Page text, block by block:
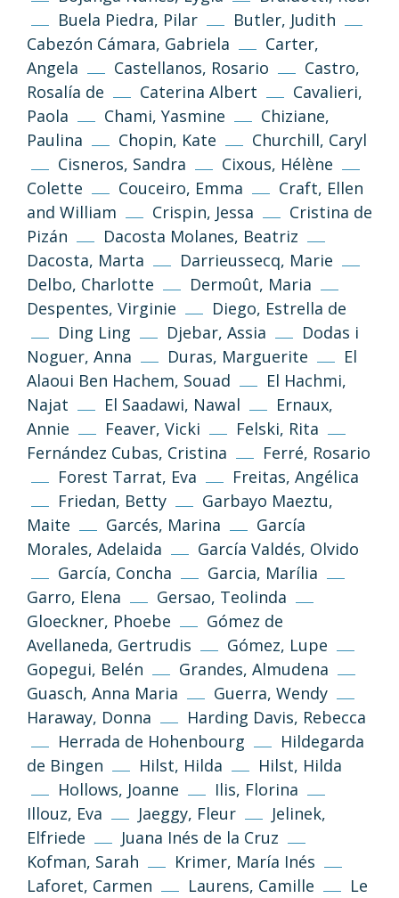
Buela Piedra, Pilar
Butler, Judith
Cabezón Cámara, Gabriela
Carter,
Angela
Castellanos, Rosario
Castro,
Rosalía de
Caterina Albert
Cavalieri,
Paola
Chami, Yasmine
Chiziane,
Paulina
Chopin, Kate
Churchill, Caryl
Cisneros, Sandra
Cixous, Hélène
Colette
Couceiro, Emma
Craft, Ellen
and William
Crispin, Jessa
Cristina de
Pizán
Dacosta Molanes, Beatriz
Dacosta, Marta
Darrieussecq, Marie
Delbo, Charlotte
Dermoût, Maria
Despentes, Virginie
Diego, Estrella de
Ding Ling
Djebar, Assia
Dodas i
Noguer, Anna
Duras, Marguerite
El
Alaoui Ben Hachem, Souad
El Hachmi,
Najat
El Saadawi, Nawal
Ernaux,
Annie
Feaver, Vicki
Felski, Rita
Fernández Cubas, Cristina
Ferré, Rosario
Forest Tarrat, Eva
Freitas, Angélica
Friedan, Betty
Garbayo Maeztu,
Maite
Garcés, Marina
García
Morales, Adelaida
García Valdés, Olvido
García, Concha
Garcia, Marília
Garro, Elena
Gersao, Teolinda
Gloeckner, Phoebe
Gómez de
Avellaneda, Gertrudis
Gómez, Lupe
Gopegui, Belén
Grandes, Almudena
Guasch, Anna Maria
Guerra, Wendy
Haraway, Donna
Harding Davis, Rebecca
Herrada de Hohenbourg
Hildegarda
de Bingen
Hilst, Hilda
Hilst, Hilda
Hollows, Joanne
Ilis, Florina
Illouz, Eva
Jaeggy, Fleur
Jelinek,
Elfriede
Juana Inés de la Cruz
Kofman, Sarah
Krimer, María Inés
Laforet, Carmen
Laurens, Camille
Le